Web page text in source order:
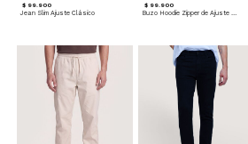
$ 99.900
Jean Slim Ajuste Clásico
$ 99.900